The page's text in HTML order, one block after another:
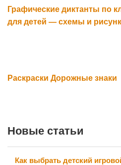
Графические диктанты по
для детей — схемы и
Раскраски Дорожные знаки
Новые статьи
Как выбрать детский